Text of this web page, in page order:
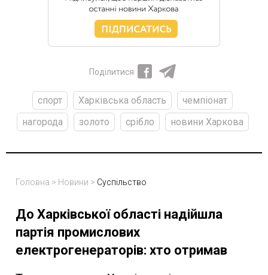
Поділитися
спорт Харківська область
чемпіонат
нагорода
золото срібло новини Харкова
Головна > Новини > Суспільство
До Харківської області надійшла
партія промислових
електрогенераторів: хто отримав